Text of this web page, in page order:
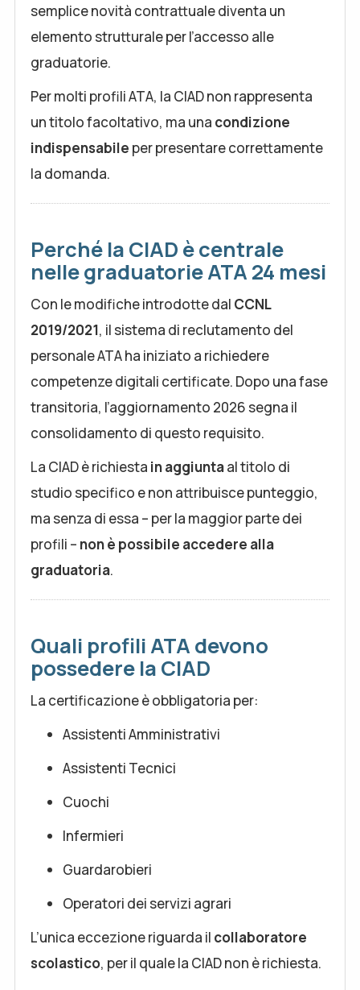
semplice novità contrattuale diventa un
elemento strutturale per l’accesso alle
graduatorie.
Per molti profili ATA, la CIAD non rappresenta
un titolo facoltativo, ma una condizione
indispensabile per presentare correttamente
la domanda.
Perché la CIAD è centrale
nelle graduatorie ATA 24 mesi
Con le modifiche introdotte dal CCNL
2019/2021, il sistema di reclutamento del
personale ATA ha iniziato a richiedere
competenze digitali certificate. Dopo una fase
transitoria, l’aggiornamento 2026 segna il
consolidamento di questo requisito.
La CIAD è richiesta in aggiuntaal titolo di
studio specifico e non attribuisce punteggio,
ma senza di essa – per la maggior parte dei
profili – non è possibile accedere alla
graduatoria.
Quali profili ATA devono
possedere la CIAD
La certificazione è obbligatoria per:
Assistenti Amministrativi
Assistenti Tecnici
Cuochi
Infermieri
Guardarobieri
Operatori dei servizi agrari
L’unica eccezione riguarda il collaboratore
scolastico, per il quale la CIAD non è richiesta.